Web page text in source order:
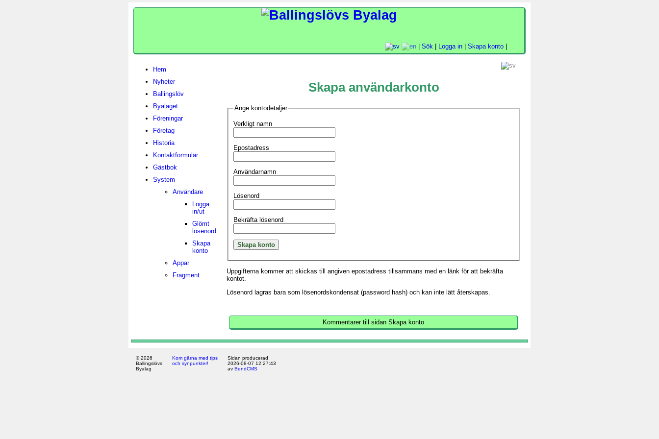
Sök Logga in Skapa konto
Hem
Nyheter
Ballingslöv
Byalaget
Föreningar
Företag
Historia
Kontaktformulär
Gästbok
System
Användare
Logga
in/ut
Glömt
lösenord
Skapa
konto
Appar
Fragment
Skapa användarkonto
Ange kontodetaljer
Verkligt namn
Epostadress
Användarnamn
Lösenord
Bekräfta lösenord
Uppgifterna kommer att skickas till angiven epostadress tillsammans med en länk för att bekräfta
kontot.
Lösenord lagras bara som lösenordskondensat (password hash) och kan inte lätt återskapas.
Kommentarer till sidan Skapa konto
© 2026
Ballingslövs
Byalag
Kom gärna med tips
och synpunkter!
Sidan producerad
2026-08-07 12:27:43
av BendCMS